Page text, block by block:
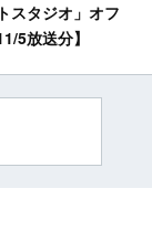
スタジオ」オフ
5放送分】